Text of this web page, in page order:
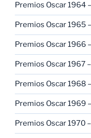
Premios Oscar 1964
Premios Oscar 1965
Premios Oscar 1966
Premios Oscar 1967
Premios Oscar 1968
Premios Oscar 1969
Premios Oscar 1970